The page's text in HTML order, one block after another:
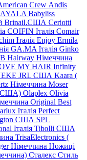
Crew Andis
AYALA Babyliss
Brinail.США Ceriotti
COIFIN Італія Comair
Італія Enjoy Ermila
GA.MA Італія Ginko
Hairway Німеччина
MY HAIR Infinity
JRL США Kaara (
Німеччина Moser
США) Olaplex Olivia
Original Best
Італія Perfect
США SPL
Італія Tibolli США
TrisaElectronics (
Німеччина Ножиці
Сталекс Стиль